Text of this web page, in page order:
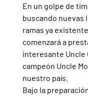
En un golpe de
buscando nuevas
ramas ya
comenzará a
interesante Uncle
campeón Uncle
nuestro país.
Bajo la